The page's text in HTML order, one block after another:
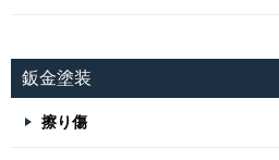
鈑金塗装
擦り傷